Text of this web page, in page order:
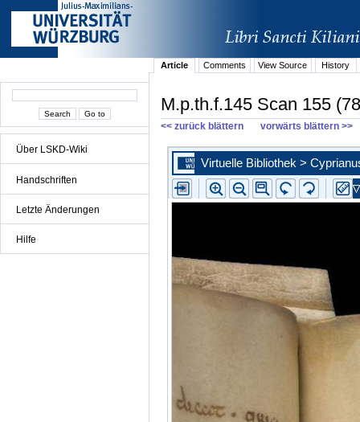
Über LSKD-Wiki
Handschriften
Letzte Änderungen
Hilfe
Article Comments View Source History
M.p.th.f.145 Scan 155
<< zurück blättern vorwärts blättern >>